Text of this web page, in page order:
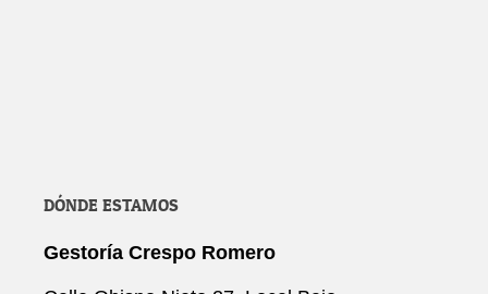
DÓNDE ESTAMOS
Gestoría Crespo Romero